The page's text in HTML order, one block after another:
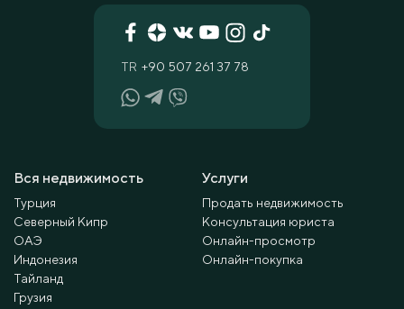
Вся недвижимость
Турция
Северный Кипр
ОАЭ
Индонезия
Тайланд
Грузия
Услуги
Продать недвижимость
Консультация юриста
Онлайн-просмотр
Онлайн-покупка
TR +90 507 261 37 78